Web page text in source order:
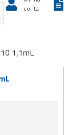
conta
1,1mL